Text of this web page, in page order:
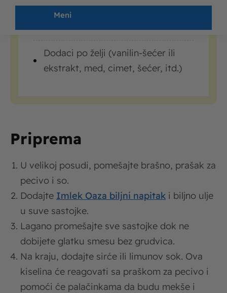
Meni
Prstohvat soli
Dodaci po želji (vanilin-šećer ili
ekstrakt, med, cimet, šećer, itd.)
Priprema
U velikoj posudi, pomešajte brašno, prašak za
pecivo i so.
Dodajte Imlek Oaza biljni napitak i biljno ulje
u suve sastojke.
Lagano promešajte sve sastojke dok ne
dobijete glatku smesu bez grudvica.
Na kraju, dodajte sirće ili limunov sok. Ova
kiselina će reagovati sa praškom za pecivo i
pomoći će palačinkama da budu mekše i